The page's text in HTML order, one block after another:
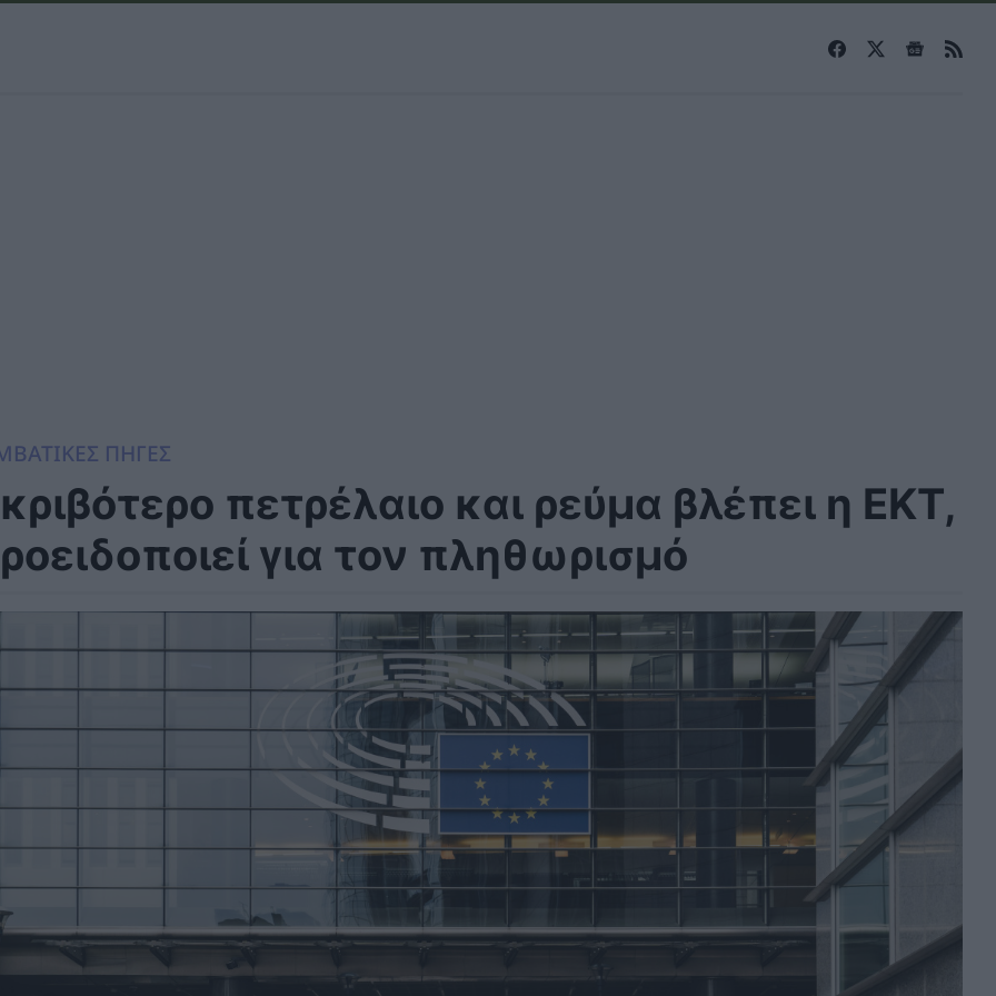
ΠΗΓΕΣ
πετρέλαιο και ρεύμα βλέπει η ΕΚΤ,
για τον πληθωρισμό